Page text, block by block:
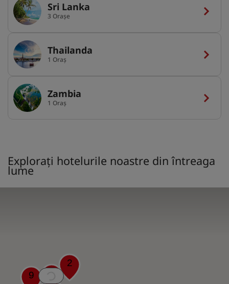
Sri Lanka
3 Orașe
Thailanda
1 Oraș
Zambia
1 Oraș
Explorați hotelurile noastre din întreaga
lume
9
2